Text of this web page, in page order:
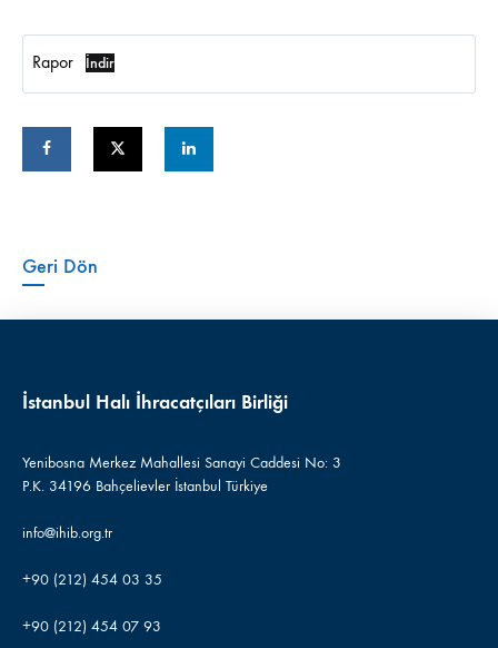
Rapor İndir
Geri Dön
İstanbul Halı İhracatçıları Birliği
Yenibosna Merkez Mahallesi Sanayi Caddesi No: 3
P.K. 34196 Bahçelievler İstanbul Türkiye
info@ihib.org.tr
+90 (212) 454 03 35
+90 (212) 454 07 93